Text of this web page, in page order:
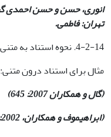
تهران: فاطمی.
4-2-14. نحوه استناد به متنی با سه نویسنده:
مثال برای استناد درون متنی:
(گال و همکاران 2007: 645)
(ابراهیموف و همکاران، 2002: 23 )